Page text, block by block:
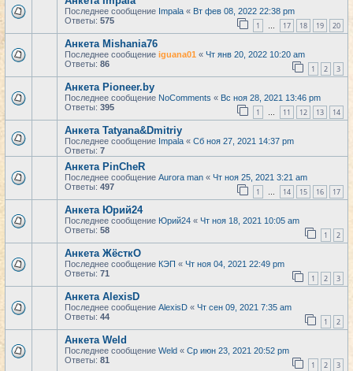
Последнее сообщение Impala « Вт фев 08, 2022 22:38 pm
Ответы: 575 1 … 17 18 19 20
Анкета Mishania76
Последнее сообщение iguana01 « Чт янв 20, 2022 10:20 am
Ответы: 86 1 2 3
Анкета Pioneer.by
Последнее сообщение NoComments « Вс ноя 28, 2021 13:46 pm
Ответы: 395 1 … 11 12 13 14
Анкета Tatyana&Dmitriy
Последнее сообщение Impala « Сб ноя 27, 2021 14:37 pm
Ответы: 7
Анкета PinCheR
Последнее сообщение Aurora man « Чт ноя 25, 2021 3:21 am
Ответы: 497 1 … 14 15 16 17
Анкета Юрий24
Последнее сообщение Юрий24 « Чт ноя 18, 2021 10:05 am
Ответы: 58 1 2
Анкета ЖёсткО
Последнее сообщение КЭП « Чт ноя 04, 2021 22:49 pm
Ответы: 71 1 2 3
Анкета AlexisD
Последнее сообщение AlexisD « Чт сен 09, 2021 7:35 am
Ответы: 44 1 2
Анкета Weld
Последнее сообщение Weld « Ср июн 23, 2021 20:52 pm
Ответы: 81 1 2 3